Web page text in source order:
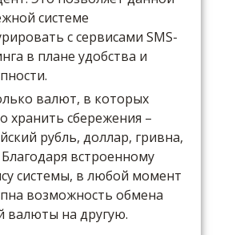
системе
с сервисами SMS-
в плане удобства и
валют, в которых
хранить сбережения –
рубль, доллар, гривна,
встроенному
системы, в любой момент
возможность обмена
валюты на другую.